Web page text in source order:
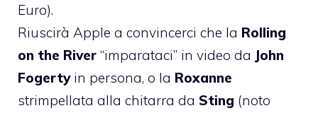
Euro).
Riuscirà Apple a convincerci che la Rolling
on the River “imparataci” in video da John
Fogertyin persona, o la Roxanne
strimpellata alla chitarra da Sting (noto